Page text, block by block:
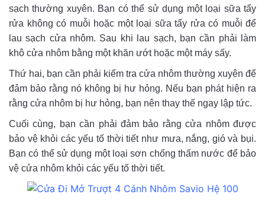
sạch thường xuyên. Bạn có thể sử dụng một loại sữa tẩy
rửa không có muỗi hoặc một loại sữa tẩy rửa có muỗi để
lau sạch cửa nhôm. Sau khi lau sạch, bạn cần phải làm
khô cửa nhôm bằng một khăn ướt hoặc một máy sấy.
Thứ hai, bạn cần phải kiểm tra cửa nhôm thường xuyên để
đảm bảo rằng nó không bị hư hỏng. Nếu bạn phát hiện ra
rằng cửa nhôm bị hư hỏng, bạn nên thay thế ngay lập tức.
Cuối cùng, bạn cần phải đảm bảo rằng cửa nhôm được
bảo vệ khỏi các yếu tố thời tiết như mưa, nắng, gió và bụi.
Bạn có thể sử dụng một loại sơn chống thấm nước để bảo
vệ cửa nhôm khỏi các yếu tố thời tiết.